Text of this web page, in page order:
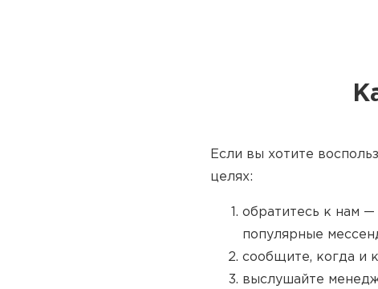
Если вы хотите
целях:
обратитесь к нам —
популярные
сообщите, когда и
выслушайте